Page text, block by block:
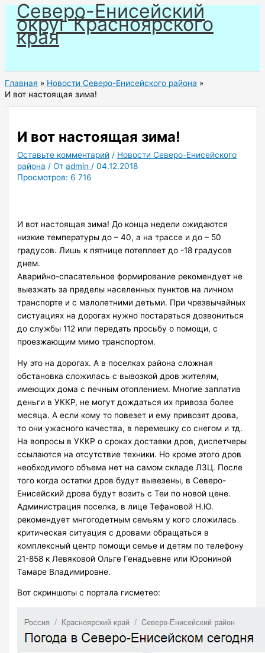
Перейти
содержимому
Северо-Енисейский
округ Красноярского
края
Главная
Новости Северо-Енисейского района
И вот настоящая зима!
И вот настоящая зима!
Оставьте комментарий / Новости Северо-Енисейского
района / Отadmin /04.12.2018
Просмотров: 6 716
И вот настоящая зима! До конца недели ожидаются
низкие температуры до – 40, а на трассе и до – 50
градусов. Лишь к пятнице потеплеет до -18 градусов
днем.
Аварийно-спасательное формирование рекомендует не
выезжать за пределы населенных пунктов на личном
транспорте и с малолетними детьми. При чрезвычайных
систуациях на дорогах нужно постараться дозвониться
до службы 112 или передать просьбу о помощи, с
проезжающим мимо транспортом.
Ну это на дорогах. А в поселках района сложная
обстановка сложилась с вывозкой дров жителям,
имеющих дома с печным отоплением. Многие заплатив
деньги в УККР, не могут дождаться их привоза более
месяца. А если кому то повезет и ему привозят дрова,
то они ужасного качества, в перемешку со снегом и тд.
На вопросы в УККР о сроках доставки дров, диспетчеры
ссылаются на отсутствие техники. Но кроме этого дров
необходимого объема нет на самом складе ЛЗЦ. После
того когда остатки дров будут вывезены, в Северо-
Енисейский дрова будут возить с Теи по новой цене.
Администрация поселка, в лице Тефановой Н.Ю.
рекомендует мнгогодетным семьям у кого сложилась
критическая ситуация с дровами обращаться в
комплексный центр помощи семье и детям по телефону
21-858 к Левяковой Ольге Генадьевне или Юрониной
Тамаре Владимировне.
Вот скриншоты с портала гисметео: